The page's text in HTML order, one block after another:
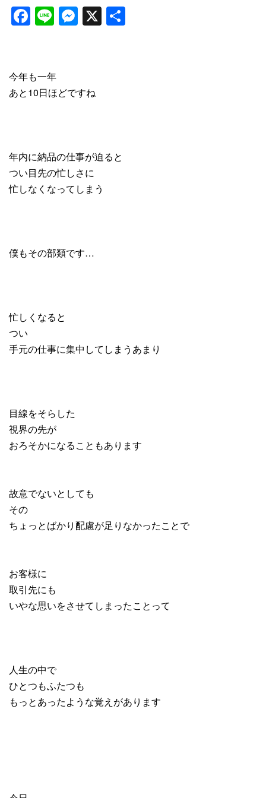
Facebook
LineMessenger
X
今年も一年
あと10日ほどですね
年内に納品の仕事が迫ると
つい目先の忙しさに
忙しなくなってしまう
僕もその部類です…
忙しくなると
つい
手元の仕事に集中してしまうあまり
目線をそらした
視界の先が
おろそかになることもあります
故意でないとしても
その
ちょっとばかり配慮が足りなかったことで
お客様に
取引先にも
いやな思いをさせてしまったことって
人生の中で
ひとつもふたつも
もっとあったような覚えがあります